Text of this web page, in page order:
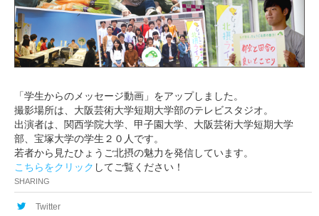
「学生からのメッセージ動画」をアップしました。
撮影場所は、大阪芸術大学短期大学部のテレビスタジオ。
出演者は、関西学院大学、甲子園大学、大阪芸術大学短期大学
部、宝塚大学の学生２０人です。
若者から見たひょうご北摂の魅力を発信しています。
こちらをクリック してご覧ください！
SHARING
Twitter